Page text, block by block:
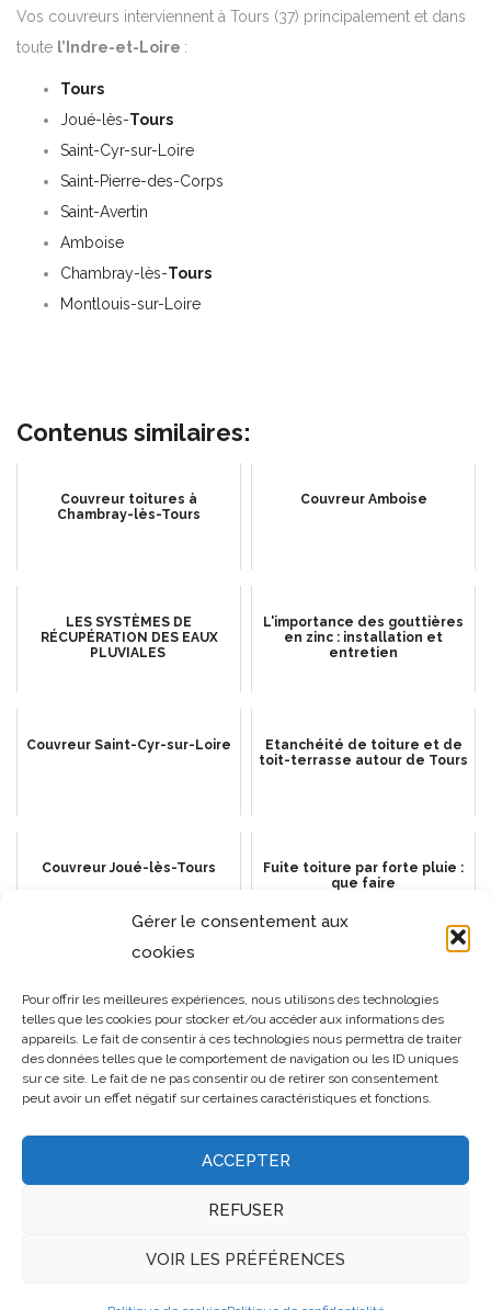
Gérer le consentement aux
cookies
Pour offrir les meilleures expériences, nous utilisons des technologies
telles que les cookies pour stocker et/ou accéder aux informations des
appareils. Le fait de consentir à ces technologies nous permettra de traiter
des données telles que le comportement de navigation ou les ID uniques
sur ce site. Le fait de ne pas consentir ou de retirer son consentement
peut avoir un effet négatif sur certaines caractéristiques et fonctions.
ACCEPTER
REFUSER
VOIR LES PRÉFÉRENCES
Vos couvreurs interviennent à Tours (37) principalement et dans
toute l’Indre-et-Loire :
Tours
Joué-lès-Tours
Saint-Cyr-sur-Loire
Saint-Pierre-des-Corps
Saint-Avertin
Amboise
Chambray-lès-Tours
Montlouis-sur-Loire
Contenus similaires:
Couvreur toitures à
Chambray-lès-Tours
Couvreur Amboise
LES SYSTÈMES DE
RÉCUPÉRATION DES EAUX
PLUVIALES
L'importance des gouttières
en zinc : installation et
entretien
Couvreur Saint-Cyr-sur-Loire
Etanchéité de toiture et de
toit-terrasse autour de Tours
Couvreur Joué-lès-Tours
Fuite toiture par forte pluie :
que faire
spécialiste de la toiture à
Perpignan ?